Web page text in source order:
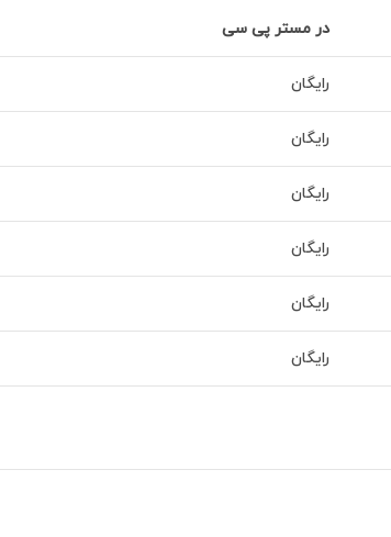
در مستر پی سی
رایگان
رایگان
رایگان
رایگان
رایگان
رایگان